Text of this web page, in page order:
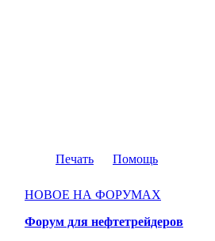
Печать Помощь
НОВОЕ НА ФОРУМАХ
Форум для нефтетрейдеров